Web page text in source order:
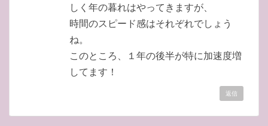
しく年の暮れはやってきますが、
時間のスピード感はそれぞれでしょう
ね。
このところ、１年の後半が特に加速度増
してます！
返信